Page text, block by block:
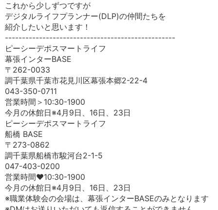
これから少しずつですが
デジタルライフプランナー(DLP)の仲間たちを
紹介したいと思います！
--------------------------------------------------
ピーシーデポスマートライフ
幕張インターBASE
〒262-0033
調千葉県千葉市花見川区幕張本郷2-22-4
043-350-0711
営業時間＞10:30-1900
今月の休館日※4月9日、16日、23日
ピーシーデポスマートライフ
船橋 BASE
〒273-0862
調千葉県船橋市駿河台2-1-5
047-403-0200
営業時間♥10:30-1900
今月の休館日※4月9日、16日、23日
※職業体験会の会場は、幕張インターBASEのみとなります